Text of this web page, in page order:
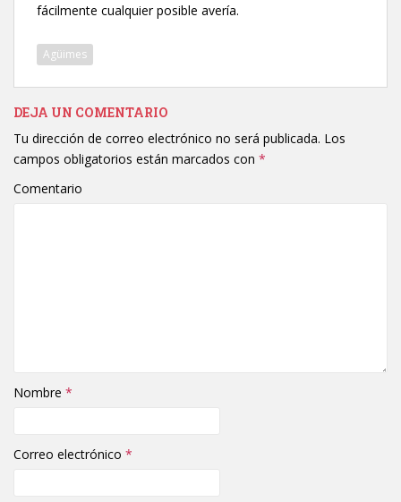
fácilmente cualquier posible avería.
Agüimes
DEJA UN COMENTARIO
Tu dirección de correo electrónico no será publicada. Los
campos obligatorios están marcados con *
Comentario
Nombre *
Correo electrónico *